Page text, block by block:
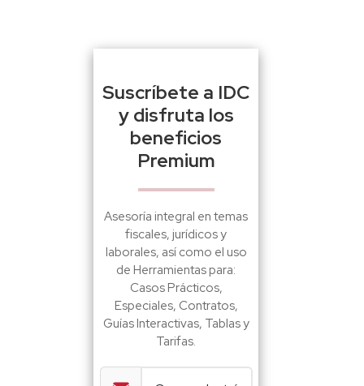
Suscríbete a IDC
y disfruta los
beneficios
Premium
Asesoría integral en temas
fiscales, jurídicos y
laborales, así como el uso
de Herramientas para:
Casos Prácticos,
Especiales, Contratos,
Guías Interactivas, Tablas y
Tarifas.